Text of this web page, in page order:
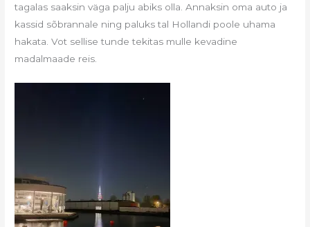
tagalas saaksin väga palju abiks olla. Annaksin oma auto ja
kassid sõbrannale ning paluks tal Hollandi poole uhama
hakata. Vot sellise tunde tekitas mulle kevadine
madalmaade reis.